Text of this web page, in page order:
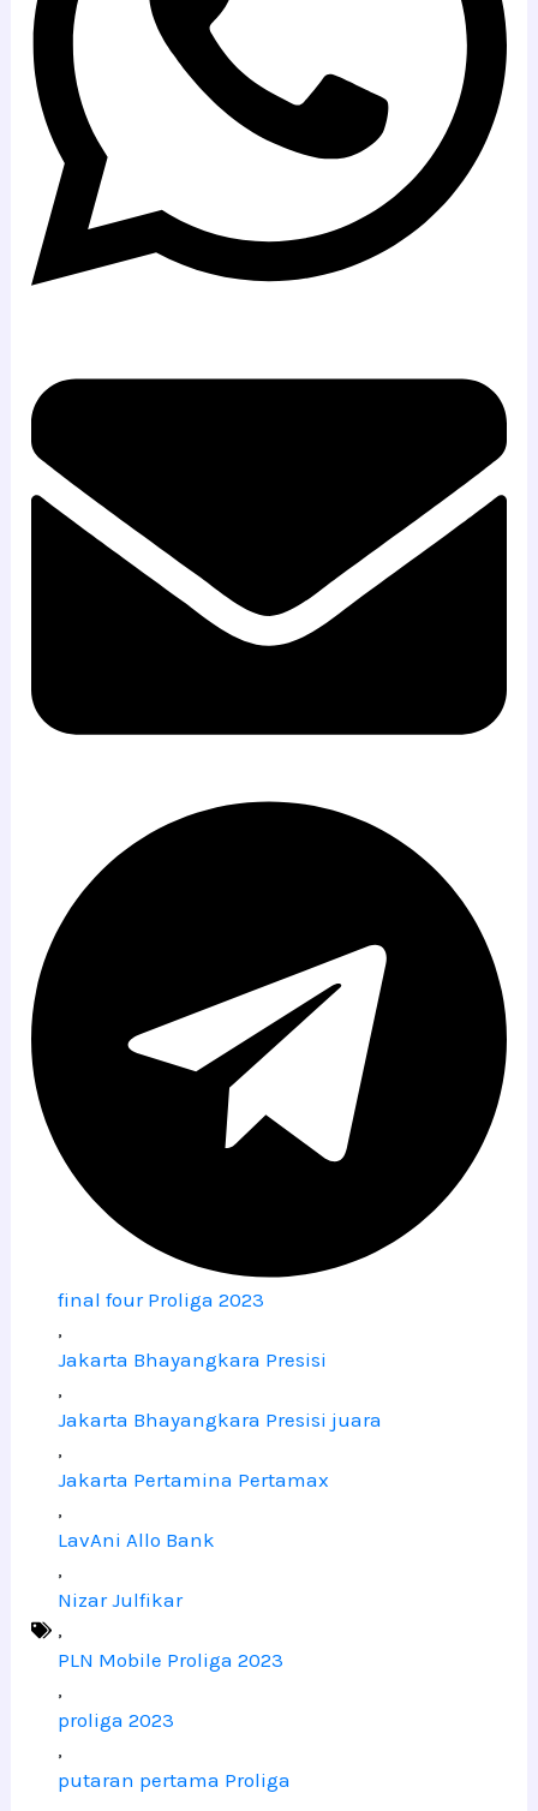
final four Proliga 2023
,
Jakarta Bhayangkara Presisi
,
Jakarta Bhayangkara Presisi juara
,
Jakarta Pertamina Pertamax
,
LavAni Allo Bank
,
Nizar Julfikar
,
PLN Mobile Proliga 2023
,
proliga 2023
,
putaran pertama Proliga